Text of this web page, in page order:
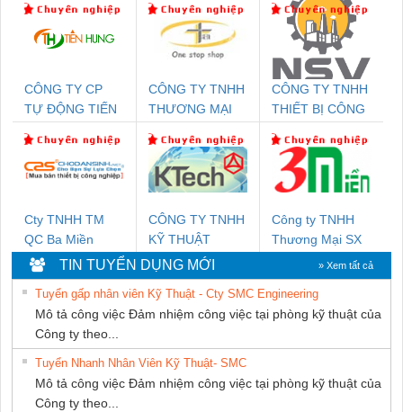
CÔNG TY CP
TỰ ĐỘNG TIẾN
CÔNG TY TNHH
THƯƠNG MẠI
NAM
CÔNG TY TNHH
THIẾT BỊ CÔNG
SETSUBI VIỆT
NAM
Cty TNHH TM
QC Ba Miền
CÔNG TY TNHH
KỸ THUẬT
KTECH VIỆT
NAM
Công ty TNHH
Thương Mại SX
TIN TUYỂN DỤNG MỚI » Xem tất cả
Tuyển gấp nhân viên Kỹ Thuật - Cty SMC Engineering
Mô tả công việc Đảm nhiệm công việc tại phòng kỹ thuật của
Công ty theo...
Tuyển Nhanh Nhân Viên Kỹ Thuật- SMC
Mô tả công việc Đảm nhiệm công việc tại phòng kỹ thuật của
Công ty theo...